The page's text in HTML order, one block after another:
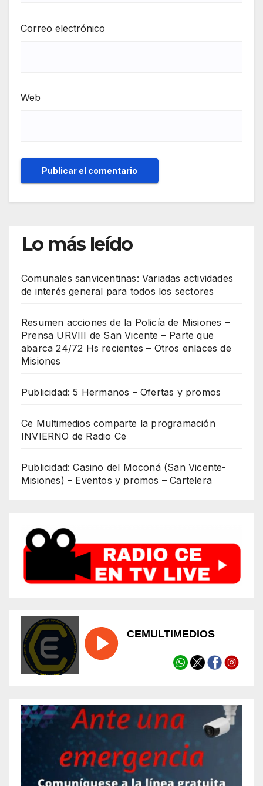
Correo electrónico
Web
Lo más leído
Comunales sanvicentinas: Variadas actividades
de interés general para todos los sectores
Resumen acciones de la Policía de Misiones –
Prensa URVIII de San Vicente – Parte que
abarca 24/72 Hs recientes – Otros enlaces de
Misiones
Publicidad: 5 Hermanos – Ofertas y promos
Ce Multimedios comparte la programación
INVIERNO de Radio Ce
Publicidad: Casino del Moconá (San Vicente-
Misiones) – Eventos y promos – Cartelera